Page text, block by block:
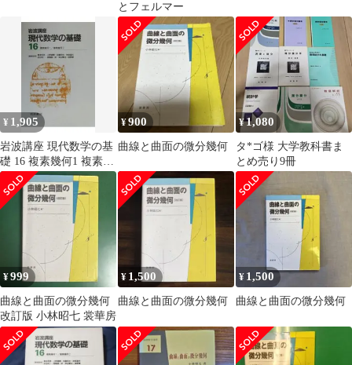
とフェルマー
¥ 1,905
岩波講座 現代数学の基
礎 16 複素幾何1 複素幾
何2／小林昭七
¥900
曲線と曲面の微分幾何
¥1,080
タ*ゴ様 大学教科書ま
とめ売り9冊
¥999
曲線と曲面の微分幾何
改訂版 小林昭七 裳華房
¥ 1,500
曲線と曲面の微分幾何
¥ 1,500
曲線と曲面の微分幾何